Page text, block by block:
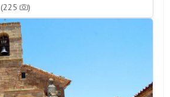
(225 )